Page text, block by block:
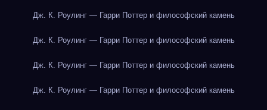
Дж. К. Роулинг — Гарри Поттер и философский камень
Дж. К. Роулинг — Гарри Поттер и философский камень
Дж. К. Роулинг — Гарри Поттер и философский камень
Дж. К. Роулинг — Гарри Поттер и философский камень